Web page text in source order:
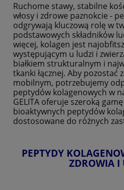
Ruchome stawy, stabilne
włosy i zdrowe paznokcie -
odgrywają kluczową rolę w
podstawowych składników
więcej, kolagen jest
występującym u ludzi i
białkiem strukturalnym i
tkanki łącznej. Aby pozostać
mobilnym, potrzebujemy
peptydów kolagenowych w
GELITA oferuje szeroką
bioaktywnych peptydów
dostosowane do różnych
PEPTYDY
ZDROWIA I